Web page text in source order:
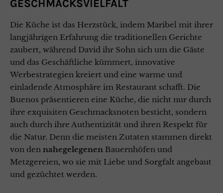
GESCHMACKSVIELFALT
Die Küche ist das Herzstück, indem Maribel mit ihrer
langjährigen Erfahrung die traditionellen Gerichte
zaubert, während David ihr Sohn sich um die Gäste
und das Geschäftliche kümmert, innovative
Werbestrategien kreiert und eine warme und
einladende Atmosphäre im Restaurant schafft. Die
Buenos präsentieren eine Küche, die nicht nur durch
ihre exquisiten Geschmacksnoten besticht, sondern
auch durch ihre Authentizität und ihren Respekt für
die Natur. Denn die meisten Zutaten stammen direkt
von den nahegelegenen Bauernhöfen und
Metzgereien, wo sie mit Liebe und Sorgfalt angebaut
und gezüchtet werden.